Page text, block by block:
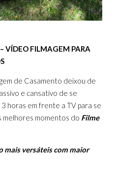
VÍDEO FILMAGEM PARA
de Casamento deixou de
e cansativo de se
horas em frente a TV para se
momentos do Filme
mais versáteis com maior